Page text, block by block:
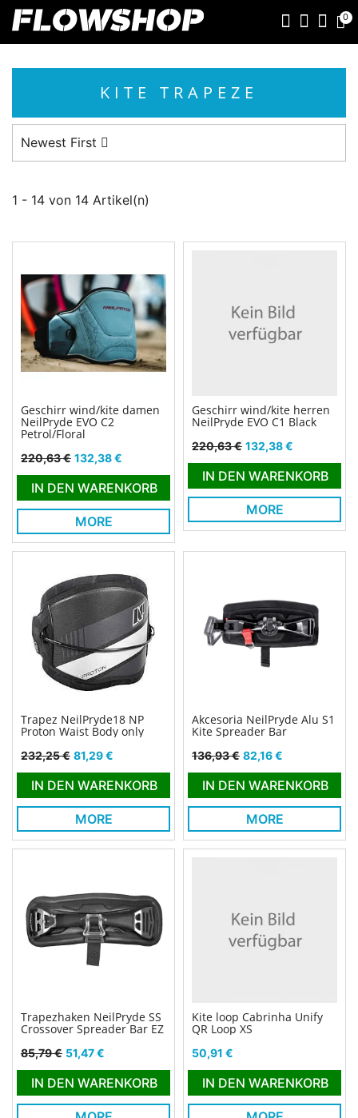
0
KITE TRAPEZE
Newest First
1 - 14 von 14 Artikel(n)
Geschirr wind/kite damen
NeilPryde EVO C2
Petrol/Floral
Verkaufspreis
220,63 € Preis
132,38 €
IN DEN WARENKORB
MORE
Geschirr wind/kite herren
NeilPryde EVO C1 Black
Verkaufspreis
220,63 € Preis
132,38 €
IN DEN WARENKORB
MORE
Trapez NeilPryde18 NP
Proton Waist Body only
Verkaufspreis
232,25 € Preis
81,29 €
IN DEN WARENKORB
MORE
Akcesoria NeilPryde Alu S1
Kite Spreader Bar
Verkaufspreis
136,93 € Preis
82,16 €
IN DEN WARENKORB
MORE
Trapezhaken NeilPryde SS
Crossover Spreader Bar EZ
Verkaufspreis
85,79 € Preis
51,47 €
IN DEN WARENKORB
Kite loop Cabrinha Unify
QR Loop XS
Preis
50,91 €
IN DEN WARENKORB